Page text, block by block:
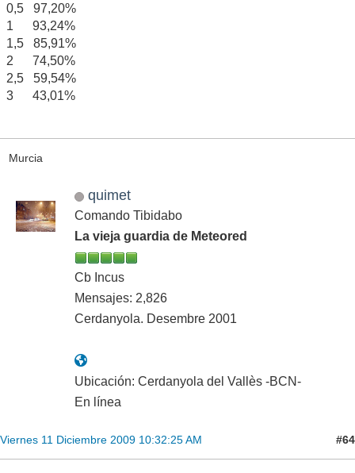
0,5 97,20%
1 93,24%
1,5 85,91%
2 74,50%
2,5 59,54%
3 43,01%
Murcia
quimet
Comando Tibidabo
La vieja guardia de Meteored
Cb Incus
Mensajes: 2,826
Cerdanyola. Desembre 2001
Ubicación: Cerdanyola del Vallès -BCN-
En línea
Viernes 11 Diciembre 2009 10:32:25 AM #64